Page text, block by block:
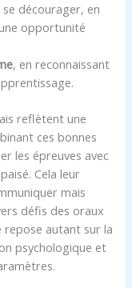
se décourager, en
opportunité
, en reconnaissant
reflètent une
ces bonnes
les épreuves avec
Cela leur
mais
défis des oraux
repose autant sur la
psychologique et